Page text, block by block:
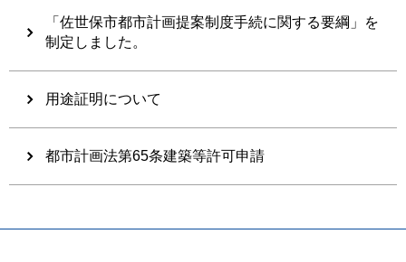
「佐世保市都市計画提案制度手続に関する要綱」を
制定しました。
用途証明について
都市計画法第65条建築等許可申請